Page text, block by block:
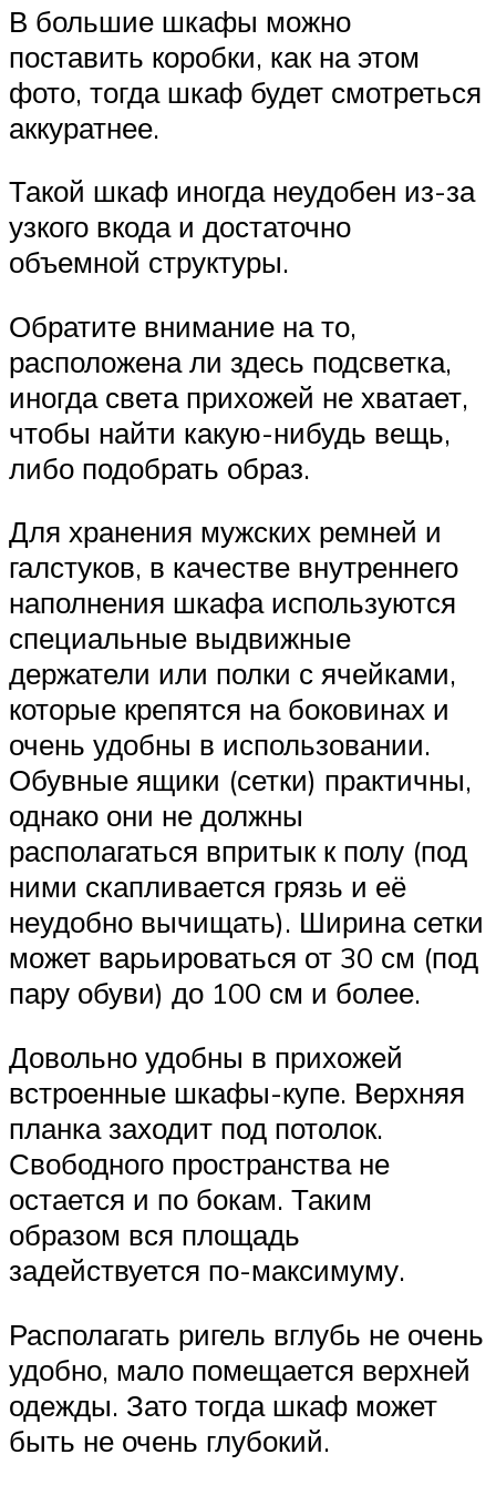
В большие шкафы можно
поставить коробки, как на этом
фото, тогда шкаф будет смотреться
аккуратнее.
Такой шкаф иногда неудобен из-за
узкого вкода и достаточно
объемной структуры.
Обратите внимание на то,
расположена ли здесь подсветка,
иногда света прихожей не хватает,
чтобы найти какую-нибудь вещь,
либо подобрать образ.
Для хранения мужских ремней и
галстуков, в качестве внутреннего
наполнения шкафа используются
специальные выдвижные
держатели или полки с ячейками,
которые крепятся на боковинах и
очень удобны в использовании.
Обувные ящики (сетки) практичны,
однако они не должны
располагаться впритык к полу (под
ними скапливается грязь и её
неудобно вычищать). Ширина сетки
может варьироваться от 30 см (под
пару обуви) до 100 см и более.
Довольно удобны в прихожей
встроенные шкафы-купе. Верхняя
планка заходит под потолок.
Свободного пространства не
остается и по бокам. Таким
образом вся площадь
задействуется по-максимуму.
Располагать ригель вглубь не очень
удобно, мало помещается верхней
одежды. Зато тогда шкаф может
быть не очень глубокий.